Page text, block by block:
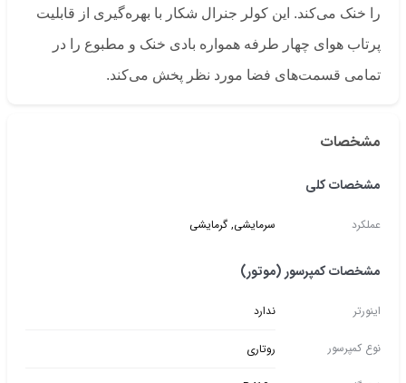
را خنک می‌کند. این کولر جنرال شکار با بهره‌گیری از قابلیت
پرتاب هوای چهار طرفه همواره بادی خنک و مطبوع را در
تمامی قسمت‌های فضا مورد نظر پخش می‌کند.
مشخصات
مشخصات کلی
عملکرد سرمایشی, گرمایشی
مشخصات کمپرسور (موتور)
اینورتر ندارد
نوع کمپرسور روتاری